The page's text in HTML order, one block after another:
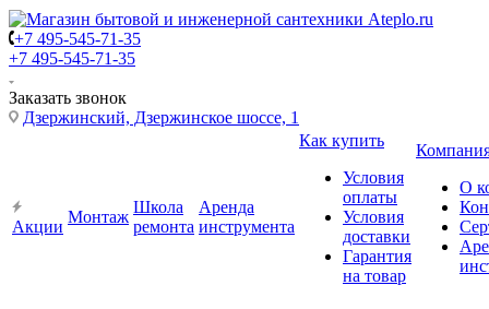
+7 495-545-71-35
+7 495-545-71-35
Заказать звонок
Дзержинский, Дзержинское шоссе, 1
Акции
Монтаж
Школа
ремонта
Аренда
инструмента
Как купить
Условия
оплаты
Условия
доставки
Гарантия
на товар
О